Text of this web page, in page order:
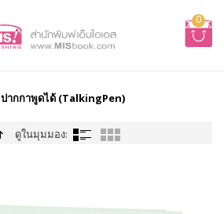
0
ปากกาพูดได้ (TalkingPen)
ดูในมุมมอง: